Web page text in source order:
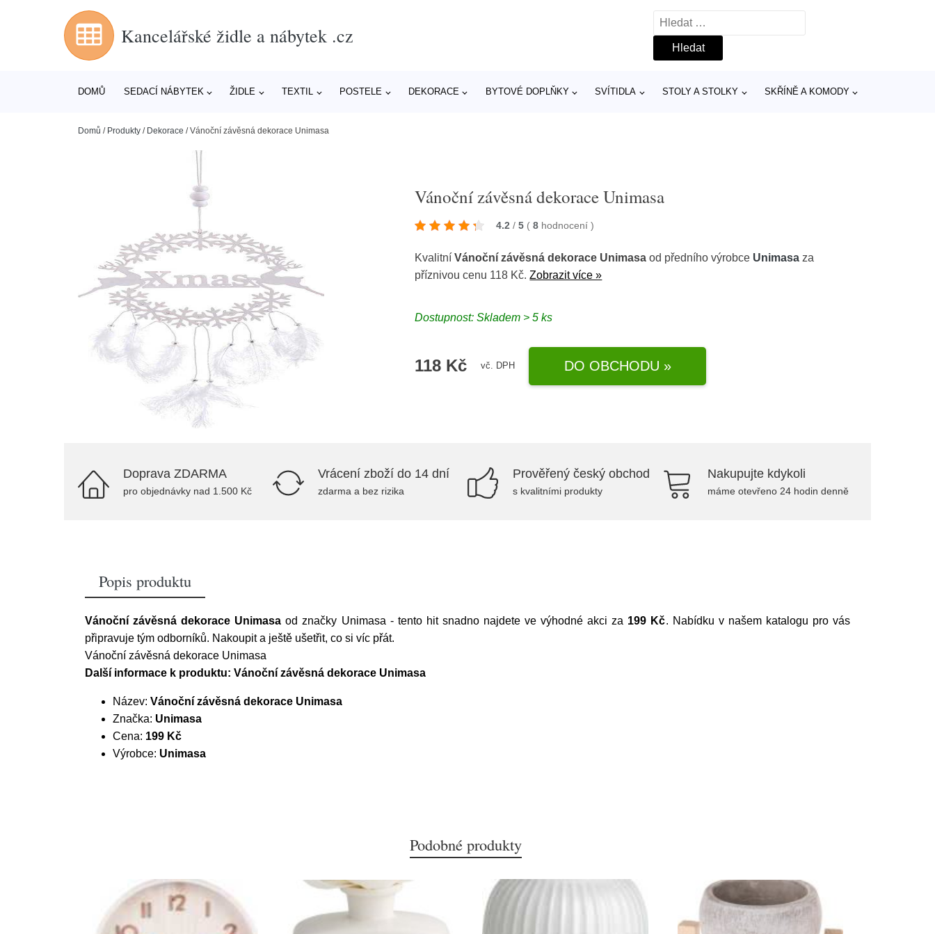
Kancelářské židle a nábytek .cz
Vyhledávání
DOMŮ SEDACÍ NÁBYTEK ŽIDLE TEXTIL POSTELE DEKORACE BYTOVÉ DOPLŇKY SVÍTIDLA STOLY A STOLKY SKŘÍNĚ A KOMODY
Domů / Produkty / Dekorace /Vánoční závěsná dekorace Unimasa
Vánoční závěsná dekorace Unimasa
4.2 / 5 ( 8 hodnocení)
KvalitníVánoční závěsná dekorace Unimasa od předního výrobce Unimasa za
příznivou cenu 118 Kč.Zobrazit více »
Dostupnost: Skladem > 5 ks
118 Kč vč. DPH DO OBCHODU »
Doprava ZDARMA
pro objednávky nad 1.500 Kč
Vrácení zboží do 14 dní
zdarma a bez rizika
Prověřený český obchod
s kvalitními produkty
Nakupujte kdykoli
máme otevřeno 24 hodin denně
Popis produktu
Vánoční závěsná dekorace Unimasa od značky Unimasa - tento hit snadno najdete ve výhodné akci za 199 Kč. Nabídku v našem katalogu pro vás
připravuje tým odborníků. Nakoupit a ještě ušetřit, co si víc přát.
Vánoční závěsná dekorace Unimasa
Další informace k produktu: Vánoční závěsná dekorace Unimasa
Název: Vánoční závěsná dekorace Unimasa
Značka: Unimasa
Cena: 199 Kč
Výrobce: Unimasa
Podobné produkty